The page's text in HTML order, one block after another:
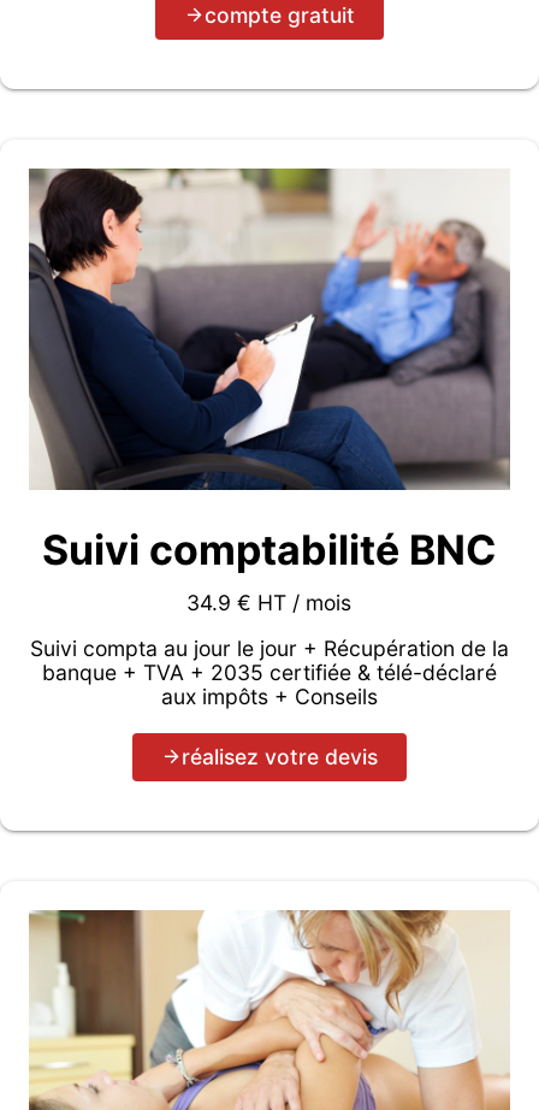
compte gratuit
Suivi comptabilité BNC
34.9 € HT / mois
Suivi compta au jour le jour + Récupération de la
banque + TVA + 2035 certifiée & télé-déclaré
aux impôts + Conseils
réalisez votre devis